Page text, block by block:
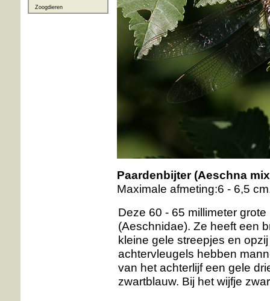
Zoogdieren
Paardenbijter (Aeschna
Maximale afmeting:6 - 6,5
Deze 60 - 65 millimeter
(Aeschnidae). Ze heeft een
kleine gele streepjes en
achtervleugels hebben
van het achterlijf een gele
zwartblauw. Bij het wijfje